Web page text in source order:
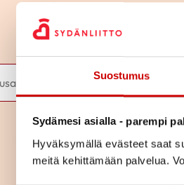
Suostumus
Sydämesi asialla - parempi
Hyväksymällä evästeet saat
meitä kehittämään palvelua.